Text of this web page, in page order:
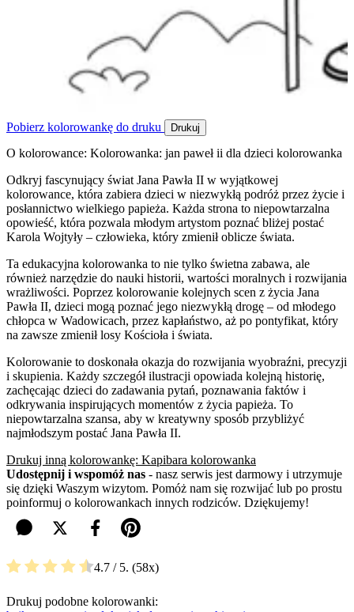
Pobierz kolorowankę do druku Drukuj
O kolorowance: Kolorowanka: jan paweł ii dla dzieci kolorowanka
Odkryj fascynujący świat Jana Pawła II w wyjątkowej
kolorowance, która zabiera dzieci w niezwykłą podróż przez życie i
posłannictwo wielkiego papieża. Każda strona to niepowtarzalna
opowieść, która pozwala młodym artystom poznać bliżej postać
Karola Wojtyły – człowieka, który zmienił oblicze świata.
Ta edukacyjna kolorowanka to nie tylko świetna zabawa, ale
również narzędzie do nauki historii, wartości moralnych i rozwijania
wrażliwości. Poprzez kolorowanie kolejnych scen z życia Jana
Pawła II, dzieci mogą poznać jego niezwykłą drogę – od młodego
chłopca w Wadowicach, przez kapłaństwo, aż po pontyfikat, który
na zawsze zmienił losy Kościoła i świata.
Kolorowanie to doskonała okazja do rozwijania wyobraźni, precyzji
i skupienia. Każdy szczegół ilustracji opowiada kolejną historię,
zachęcając dzieci do zadawania pytań, poznawania faktów i
odkrywania inspirujących momentów z życia papieża. To
niepowtarzalna szansa, aby w kreatywny sposób przybliżyć
najmłodszym postać Jana Pawła II.
Drukuj inną kolorowankę: Kapibara kolorowanka
Udostępnij i wspomóż nas - nasz serwis jest darmowy i utrzymuje
się dzięki Waszym wizytom. Pomóż nam się rozwijać lub po prostu
poinformuj o kolorowankach innych rodziców. Dziękujemy!
4.7 / 5. 58
Drukuj podobne kolorowanki: